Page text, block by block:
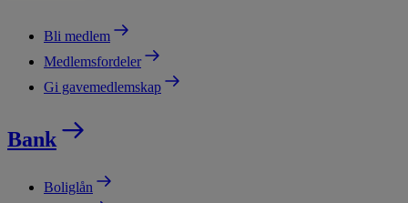
Bli medlem
Medlemsfordeler
Gi gavemedlemskap
Bank
Boliglån